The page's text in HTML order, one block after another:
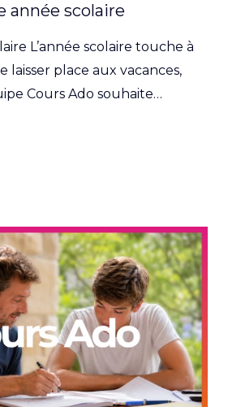
année scolaire
L’année scolaire touche à
laisser place aux vacances,
Cours Ado souhaite…